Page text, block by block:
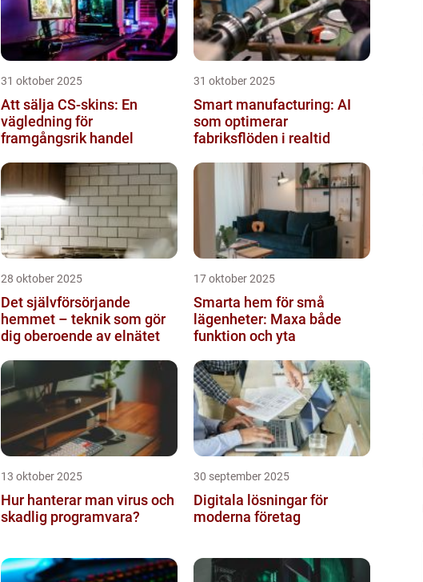
31 oktober 2025
Att sälja CS-skins: En
vägledning för
framgångsrik handel
31 oktober 2025
Smart manufacturing: AI
som optimerar
fabriksflöden i realtid
28 oktober 2025
Det självförsörjande
hemmet – teknik som gör
dig oberoende av elnätet
17 oktober 2025
Smarta hem för små
lägenheter: Maxa både
funktion och yta
13 oktober 2025
Hur hanterar man virus och
skadlig programvara?
30 september 2025
Digitala lösningar för
moderna företag